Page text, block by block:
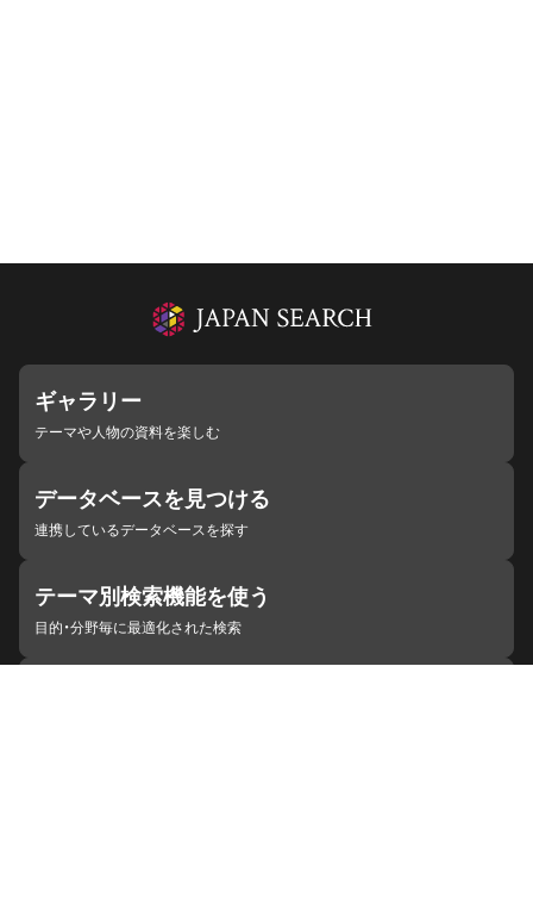
ギャラリー
テーマや人物の資料を楽しむ
データベースを見つける
連携しているデータベースを探す
テーマ別検索機能を使う
目的・分野毎に最適化された検索